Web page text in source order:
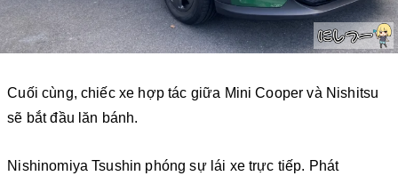
Cuối cùng, chiếc xe hợp tác giữa Mini Cooper và Nishitsu
sẽ bắt đầu lăn bánh.
Nishinomiya Tsushin phóng sự lái xe trực tiếp. Phát